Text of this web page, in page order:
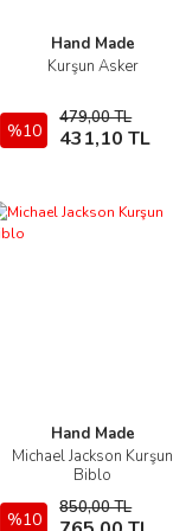
Hand Made
Kurşun Asker
%10
479,00 TL
431,10 TL
İncele
Sepete Ekle
Hand Made
Michael Jackson Kurşun
Biblo
%10
850,00 TL
İncele
Sepete Ekle